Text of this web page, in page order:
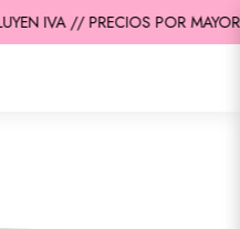
IVA // PRECIOS POR MAYOR